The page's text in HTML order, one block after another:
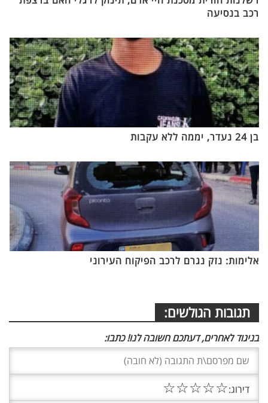
רכב בנסיעה
בן 24 נעדר, יממה ללא עקבות
אלימות: נזק נגרם לרכב הפיקוח העירוני
תגובות הגולשים:
בניגוד לאחרים, דעתכם חשובה לנו! כתבו:
דירוג:☆
☆
☆
☆
☆